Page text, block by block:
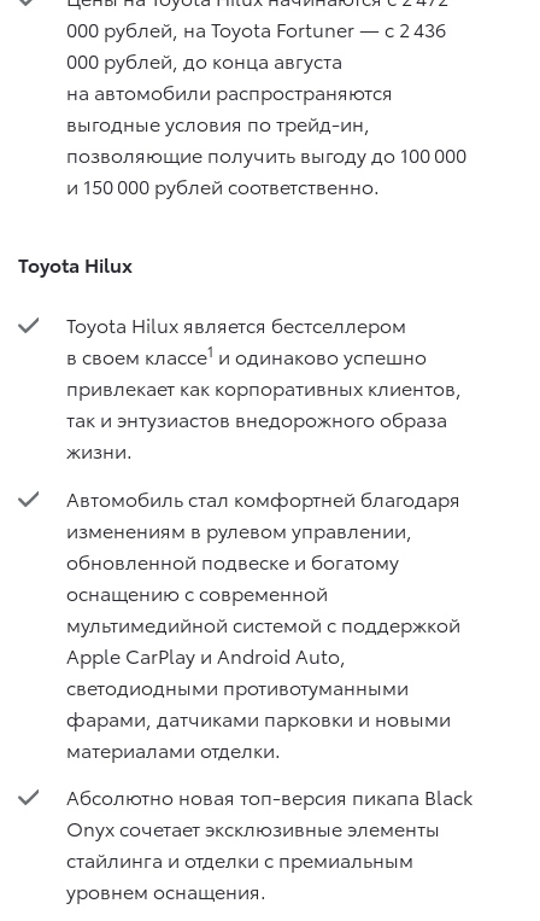
000 рублей, на Toyota Fortuner — c 2 436
000 рублей, до конца августа
на автомобили распространяются
выгодные условия по трейд-ин,
позволяющие получить выгоду до 100 000
и 150 000 рублей соответственно.
Toyota Hilux
Toyota Hilux является бестселлером
в своем классе1 и одинаково успешно
привлекает как корпоративных клиентов,
так и энтузиастов внедорожного образа
жизни.
Автомобиль стал комфортней благодаря
изменениям в рулевом управлении,
обновленной подвеске и богатому
оснащению с современной
мультимедийной системой с поддержкой
Apple CarPlay и Android Auto,
светодиодными противотуманными
фарами, датчиками парковки и новыми
материалами отделки.
Абсолютно новая топ-версия пикапа Black
Onyx сочетает эксклюзивные элементы
стайлинга и отделки с премиальным
уровнем оснащения.